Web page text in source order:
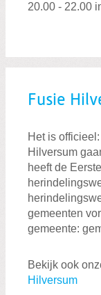
20.00 - 22.00
Fusie
Het is
Hilversum
heeft de
gemeenten
gemeente:
Bekijk ook
Hilversum